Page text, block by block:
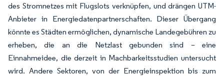
des Stromnetzes mit Flugslots verknüpfen, und drängen UTM-
Anbieter in Energiedatenpartnerschaften. Dieser Übergang
könnte es Städten ermöglichen, dynamische Landegebühren zu
erheben, die an die Netzlast gebunden sind – eine
Einnahmeidee, die derzeit in Machbarkeitsstudien untersucht
wird. Andere Sektoren, von der Energieinspektion bis zum